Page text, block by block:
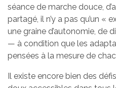
séance de marche douce,
partagé, il n’y a pas qu’un «
une graine d’autonomie, de
— à condition que les
pensées à la mesure de
Il existe encore bien des